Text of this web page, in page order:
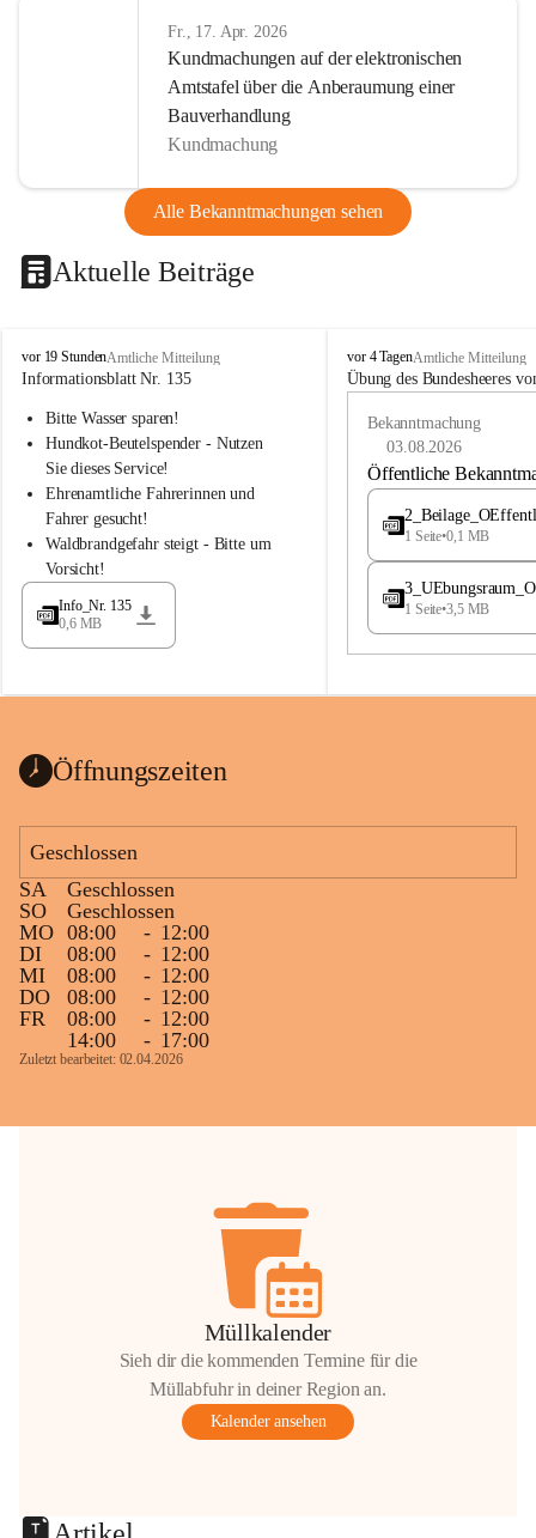
Fr., 17. Apr. 2026
Kundmachungen auf der elektronischen
Amtstafel über die Anberaumung einer
Bauverhandlung
Kundmachung
Alle Bekanntmachungen sehen
Aktuelle Beiträge
B
u
h
a
d
l
a
vor 19 StundenAmtliche Mitteilung
Informationsblatt Nr. 135
Bitte Wasser sparen!
Hundkot-Beutelspender - Nutzen
Sie dieses Service!
Ehrenamtliche Fahrerinnen und
Fahrer gesucht!
Waldbrandgefahr steigt - Bitte um
Vorsicht!
Info_Nr. 135
0,6 MB
B
u
e
a
vor 4 TagenAmtliche Mitteilung
Übung des Bundesheeres
Bekanntmachung
03.08.2026
Öffentliche
1 Seite•0,1 MB
1 Seite•3,5 MB
Öffnungszeiten
Geschlossen
SA
Geschlossen
SO
Geschlossen
MO 08:00 - 12:00
DI
08:00 - 12:00
MI
08:00 - 12:00
DO
08:00 - 12:00
FR
08:00 - 12:00
14:00
- 17:00
Zuletzt bearbeitet: 02.04.2026
Müllkalender
Sieh dir die kommenden Termine für die
Müllabfuhr in deiner Region an.
Kalender ansehen